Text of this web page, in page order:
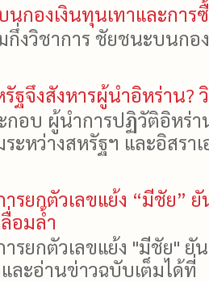
กองเงินทุนเทาและการ
งวิชาการ ชัยชนะบนกอ
ฐจึงสังหารผู้นำอิหร่าน?
อบ ผู้นำการปฏิวัติอิหร่า
ะหว่างสหรัฐฯ และอิสรา
รยกตัวเลขแย้ง “มีชัย”
อมล้ำ
รยกตัวเลขแย้ง "มีชัย"
และอ่านข่าวฉบับเต็มได้